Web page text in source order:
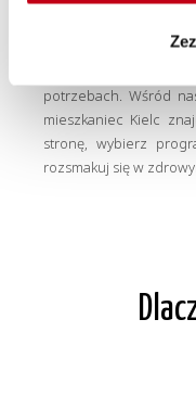
Nasz catering
potrzebach. Wśród
mieszkaniec Kielc
stronę, wybierz
rozsmakuj się w